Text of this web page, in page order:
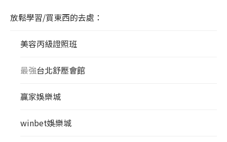
放鬆學習/買東西的去處：
美容丙級證照班
最強台北舒壓會館
贏家娛樂城
winbet娛樂城